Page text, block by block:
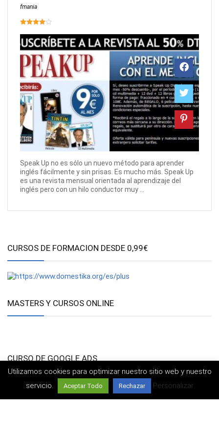
fmania
Speak Up no es sólo un nuevo método para aprender
inglés fácilmente y sin prisas. Es mucho más. Speak Up
es una revista mensual orientada al aprendizaje del
inglés pero con un hilo conductor muy ...
CURSOS DE FORMACION DESDE 0,99€
MASTERS Y CURSOS ONLINE
CURSO DE GOOGLE ADS
Utilizamos cookies para optimizar nuestro sitio web y nuestro
servicio.
Aceptar Todo Rechazar Personalizar